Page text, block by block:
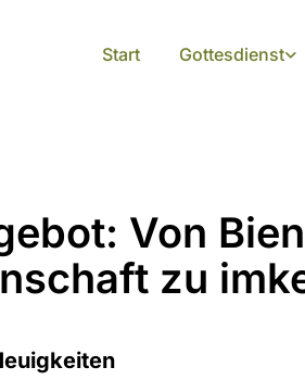
Start Gottesdienst
Von
zu